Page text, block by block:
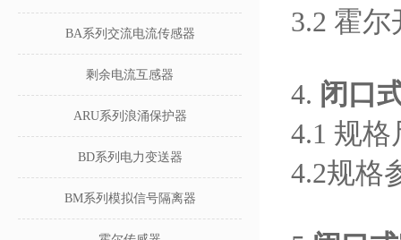
BA系列交流电流传感器
剩余电流互感器
ARU系列浪涌保护器
BD系列电力变送器
BM系列模拟信号隔离器
3.2 霍
4. 闭口
4.1 规
4.2规格